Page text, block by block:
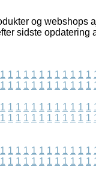
og webshops
sidste opdatering
1 1 1 1 1 1 1 1 1 1 1 1
1 1 1 1 1 1 1 1 1 1 1 1
1 1 1 1 1 1 1 1 1 1 1 1
1 1 1 1 1 1 1 1 1 1 1 1
1 1 1 1 1 1 1 1 1 1 1 1
1 1 1 1 1 1 1 1 1 1 1 1